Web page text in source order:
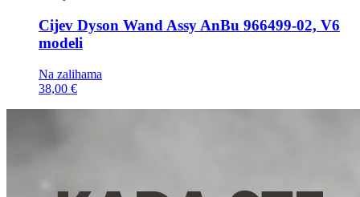
Cijev Dyson Wand Assy AnBu 966499-02, V6
modeli
Na zalihama
38,00 €